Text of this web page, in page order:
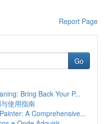
Report Page
Go
Bring Back Your P...
使用指南
A Comprehensive...